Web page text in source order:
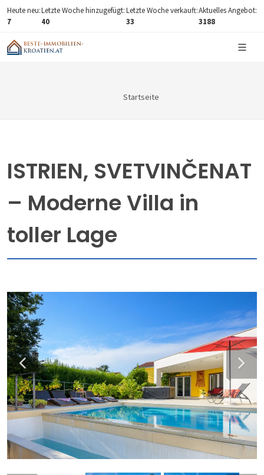
Heute neu:
7
Letzte Woche hinzugefügt:
40
Letzte Woche verkauft:
33
Aktuelles Angebot:
3188
Startseite
ISTRIEN, SVETVINČENAT
– Moderne Villa in
toller Lage